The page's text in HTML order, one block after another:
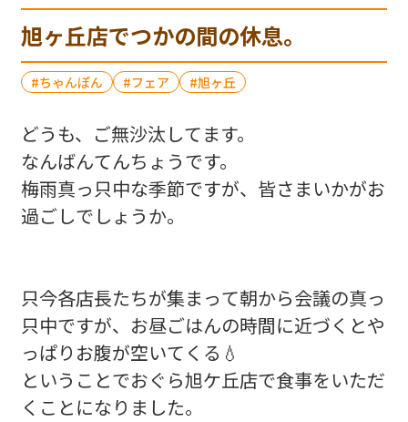
旭ヶ丘店でつかの間の休息。
ちゃんぽん フェア 旭ヶ丘
どうも、ご無沙汰してます。
なんばんてんちょうです。
梅雨真っ只中な季節ですが、皆さまいかがお
過ごしでしょうか。
只今各店長たちが集まって朝から会議の真っ
只中ですが、お昼ごはんの時間に近づくとや
っぱりお腹が空いてくる💧
ということでおぐら旭ケ丘店で食事をいただ
くことになりました。